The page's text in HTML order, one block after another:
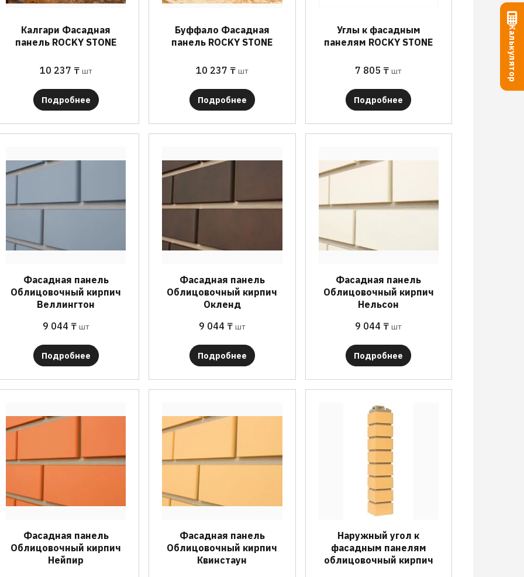
Калгари Фасадная
панель ROCKY STONE
10 237 ₸ шт
Подробнее
Буффало Фасадная
панель ROCKY STONE
10 237 ₸ шт
Подробнее
Углы к фасадным
панелям ROCKY STONE
7 805 ₸ шт
Подробнее
Фасадная панель
Облицовочный кирпич
Веллингтон
9 044 ₸ шт
Подробнее
Фасадная панель
Облицовочный кирпич
Окленд
9 044 ₸ шт
Подробнее
Фасадная панель
Облицовочный кирпич
Нельсон
9 044 ₸ шт
Подробнее
Фасадная панель
Облицовочный кирпич
Нейпир
Фасадная панель
Облицовочный кирпич
Квинстаун
Наружный угол к
фасадным панелям
облицовочный кирпич
Калькулятор